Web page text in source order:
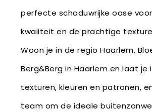
perfecte schaduwrijke oase
kwaliteit en de prachtige
Woon je in de regio Haarlem,
Berg&Berg in Haarlem en laat
texturen, kleuren en patronen,
team om de ideale